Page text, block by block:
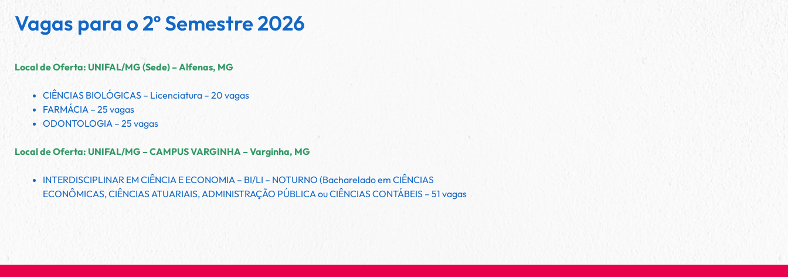
Vagas para o 2º Semestre 2026
Local de Oferta: UNIFAL/MG (Sede) – Alfenas, MG
CIÊNCIAS BIOLÓGICAS – Licenciatura – 20 vagas
FARMÁCIA – 25 vagas
ODONTOLOGIA – 25 vagas
Local de Oferta: UNIFAL/MG – CAMPUS VARGINHA – Varginha, MG
INTERDISCIPLINAR EM CIÊNCIA E ECONOMIA – BI/LI – NOTURNO (Bacharelado em CIÊNCIAS
ECONÔMICAS, CIÊNCIAS ATUARIAIS, ADMINISTRAÇÃO PÚBLICA ou CIÊNCIAS CONTÁBEIS – 51 vagas